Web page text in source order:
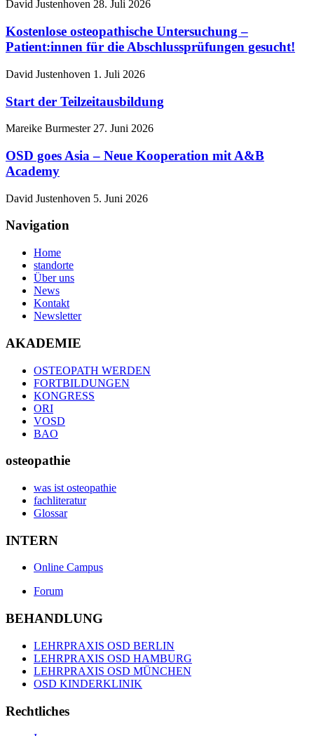
David Justenhoven 28. Juli 2026
Kostenlose osteopathische Untersuchung –
Patient:innen für die Abschlussprüfungen gesucht!
David Justenhoven 1. Juli 2026
Start der Teilzeitausbildung
Mareike Burmester 27. Juni 2026
OSD goes Asia – Neue Kooperation mit A&B
Academy
David Justenhoven 5. Juni 2026
Navigation
Home
standorte
Über uns
News
Kontakt
Newsletter
AKADEMIE
OSTEOPATH WERDEN
FORTBILDUNGEN
KONGRESS
ORI
VOSD
BAO
osteopathie
was ist osteopathie
fachliteratur
Glossar
INTERN
Online Campus
Forum
BEHANDLUNG
LEHRPRAXIS OSD BERLIN
LEHRPRAXIS OSD HAMBURG
LEHRPRAXIS OSD MÜNCHEN
OSD KINDERKLINIK
Rechtliches